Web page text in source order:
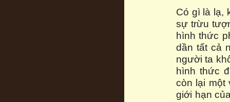
Có gì là lạ,
sự trừu
hình thức
dần tất cả
người ta
hình thức
còn lại một
giới hạn